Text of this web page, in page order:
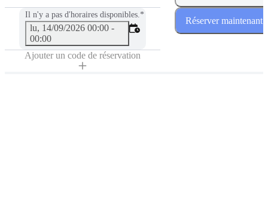
Il n'y a pas d'horaires disponibles.*
lu, 14/09/2026 00:00 -
00:00
Réserver maintenant